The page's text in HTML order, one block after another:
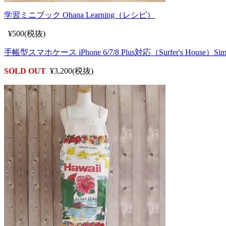
学習ミニブック Ohana Learning（レシピ）
¥500(税抜)
手帳型スマホケース iPhone 6/7/8 Plus対応（Surfer's House）
SOLD OUT ¥3,200(税抜)